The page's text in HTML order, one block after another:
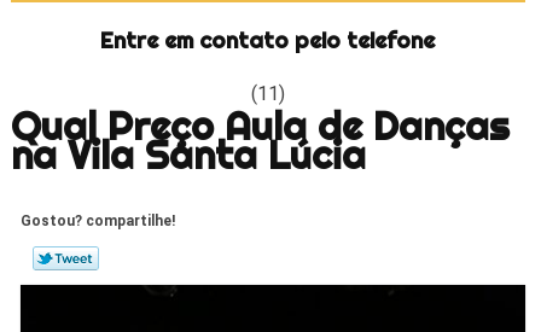
Entre em contato pelo telefone
(11)
Qual Preço Aula de Danças
na Vila Santa Lúcia
Gostou? compartilhe!